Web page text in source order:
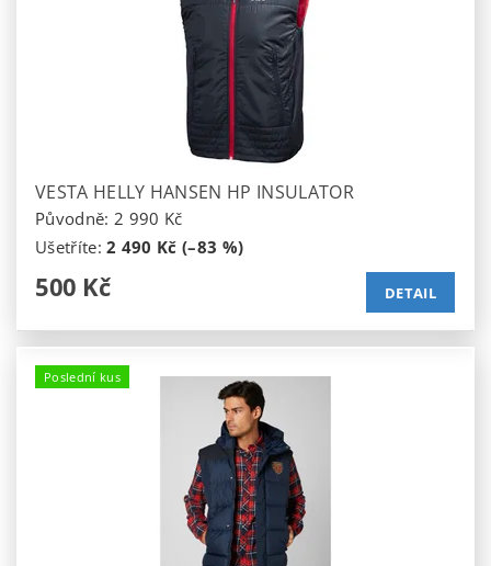
VESTA HELLY HANSEN HP INSULATOR
Původně: 2 990 Kč
Ušetříte:2 490 Kč (–83 %)
500 Kč DETAIL
Poslední kus